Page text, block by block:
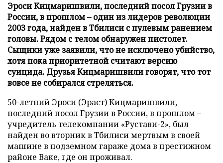
Эроси Кицмаришвили, последний посол Грузии в
России, в прошлом – один из лидеров революции
2003 года, найден в Тбилиси с пулевым ранением
головы. Рядом с телом обнаружен пистолет.
Сыщики уже заявили, что не исключено убийство,
хотя пока приоритетной считают версию
суицида. Друзья Кицмаришвили говорят, что тот
вовсе не собирался стреляться.
50-летний Эроси (Эраст) Кицмаришвили,
последний посол Грузии в России, в прошлом–
учредитель телекомпании «Рустави-2», был
найден во вторник в Тбилиси мертвым в своей
машине в подземном гараже дома в престижном
районе Ваке, где он проживал.